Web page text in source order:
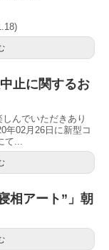
止に関するお
んでいただきあり
年02月26日に新型コ
...
相アート”」朝